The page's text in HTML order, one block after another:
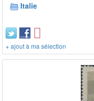
Italie
+ ajout à ma sélection